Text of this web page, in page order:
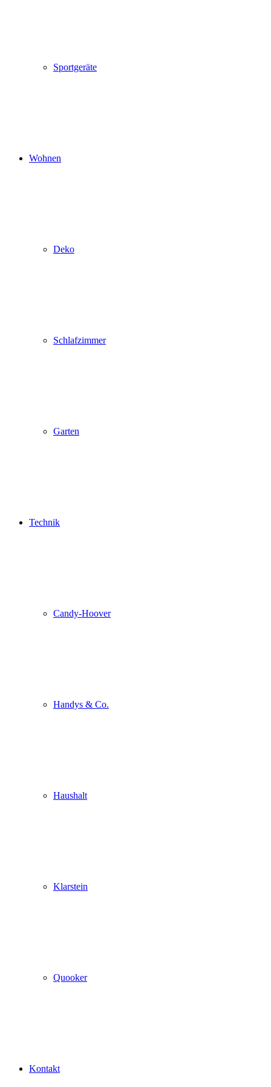
Sportgeräte
Wohnen
Deko
Schlafzimmer
Garten
Technik
Candy-Hoover
Handys & Co.
Haushalt
Klarstein
Quooker
Kontakt